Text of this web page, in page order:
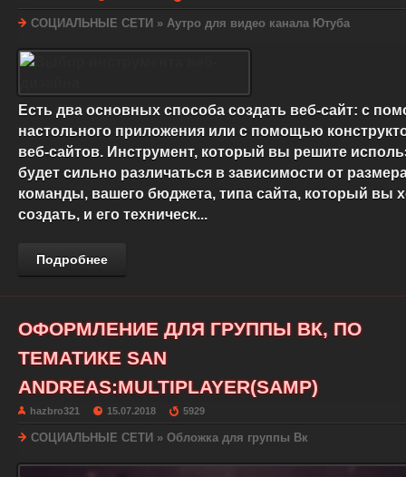
СОЦИАЛЬНЫЕ СЕТИ » Аутро для видео канала Ютуба
Есть два основных способа создать веб-сайт: с
настольного приложения или с помощью
веб-сайтов. Инструмент, который вы решите
будет сильно различаться в зависимости от
команды, вашего бюджета, типа сайта, который вы
создать, и его техническ...
Подробнее
ОФОРМЛЕНИЕ ДЛЯ ГРУППЫ ВК, ПО
ТЕМАТИКЕ SAN
ANDREAS:MULTIPLAYER(SAMP)
hazbro321 15.07.2018 5929
СОЦИАЛЬНЫЕ СЕТИ » Обложка для группы Вк